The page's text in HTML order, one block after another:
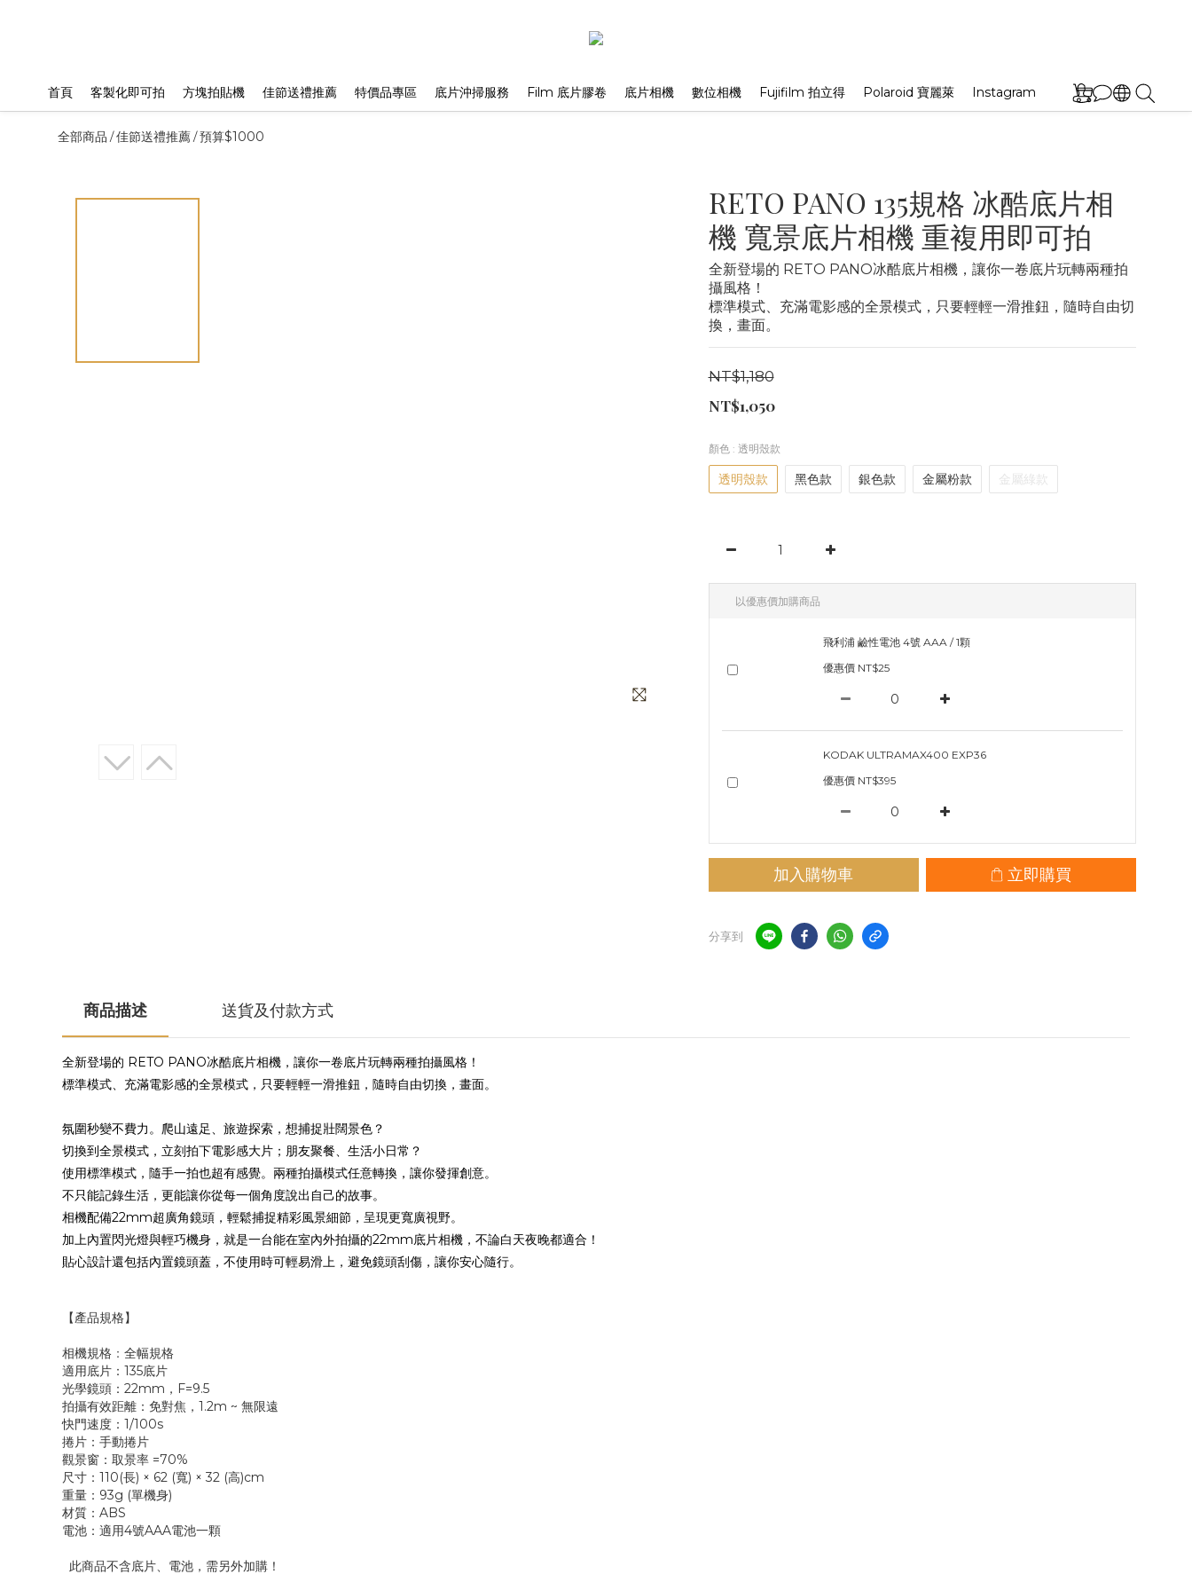
首頁 客製化即可拍 方塊拍貼機 佳節送禮推薦 特價品專區 底片沖掃服務 Film 底片膠卷 底片相機 數位相機 Fujifilm 拍立得 Polaroid 寶麗萊 Instagram
全部商品 /佳節送禮推薦/預算$1000
RETO PANO 135規格 冰酷底片相
機 寬景底片相機 重複用即可拍
全新登場的 RETO PANO冰酷底片相機，讓你一卷底片玩轉兩種拍
攝風格！
標準模式、充滿電影感的全景模式，只要輕輕一滑推鈕，隨時自由切
換，畫面。
NT$1,180
NT$1,050
顏色 : 透明殼款
透明殼款 黑色款 銀色款 金屬粉款 金屬綠款
以優惠價加購商品
飛利浦 鹼性電池 4號 AAA / 1顆
優惠價 NT$25
KODAK ULTRAMAX400 EXP36
優惠價 NT$395
加入購物車 立即購買
分享到
商品描述 送貨及付款方式
全新登場的 RETO PANO冰酷底片相機，讓你一卷底片玩轉兩種拍攝風格！
標準模式、充滿電影感的全景模式，只要輕輕一滑推鈕，隨時自由切換，畫面。
氛圍秒變不費力。爬山遠足、旅遊探索，想捕捉壯闊景色？
切換到全景模式，立刻拍下電影感大片；朋友聚餐、生活小日常？
使用標準模式，隨手一拍也超有感覺。兩種拍攝模式任意轉換，讓你發揮創意。
不只能記錄生活，更能讓你從每一個角度說出自己的故事。
相機配備22mm超廣角鏡頭，輕鬆捕捉精彩風景細節，呈現更寬廣視野。
加上內置閃光燈與輕巧機身，就是一台能在室內外拍攝的22mm底片相機，不論白天夜晚都適合！
貼心設計還包括內置鏡頭蓋，不使用時可輕易滑上，避免鏡頭刮傷，讓你安心隨行。
【產品規格】
相機規格 ： 全幅規格
適用底片：135底片
光學鏡頭 ： 22mm，F=9.5
拍攝有效距離 ： 免對焦，1.2m ~ 無限遠
快門速度 ： 1/100s
捲片 ： 手動捲片
觀景窗 ： 取景率 =70%
尺寸 ： 110(長) × 62 (寬) × 32 (高)cm
重量 ： 93g (單機身)
材質 ： ABS
電池：適用4號AAA電池一顆
此商品不含底片、電池，需另外加購！